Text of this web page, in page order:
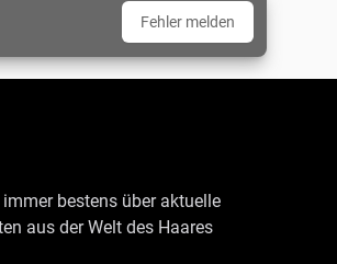
Fehler melden
bestens über aktuelle
aus der Welt des Haares